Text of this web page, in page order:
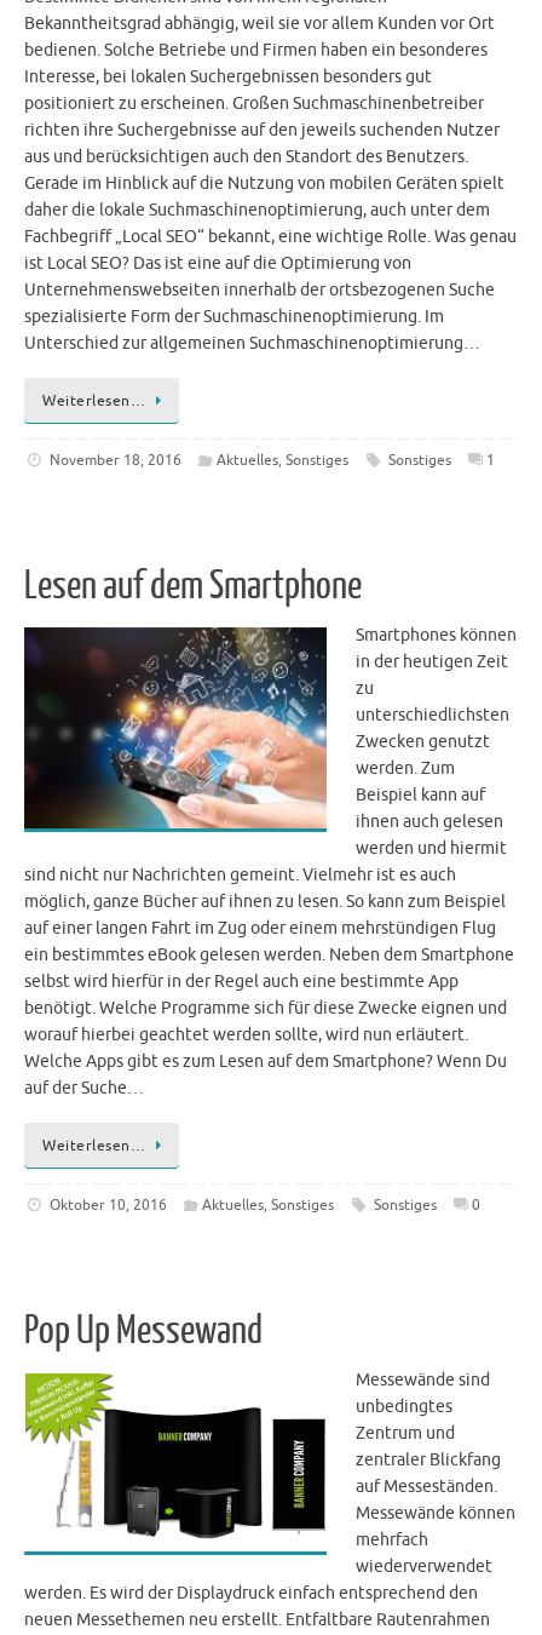
Bekanntheitsgrad abhängig, weil sie vor allem Kunden vor Ort
bedienen. Solche Betriebe und Firmen haben ein besonderes
Interesse, bei lokalen Suchergebnissen besonders gut
positioniert zu erscheinen. Großen Suchmaschinenbetreiber
richten ihre Suchergebnisse auf den jeweils suchenden Nutzer
aus und berücksichtigen auch den Standort des Benutzers.
Gerade im Hinblick auf die Nutzung von mobilen Geräten spielt
daher die lokale Suchmaschinenoptimierung, auch unter dem
Fachbegriff „Local SEO“ bekannt, eine wichtige Rolle. Was genau
ist Local SEO? Das ist eine auf die Optimierung von
Unternehmenswebseiten innerhalb der ortsbezogenen Suche
spezialisierte Form der Suchmaschinenoptimierung. Im
Unterschied zur allgemeinen Suchmaschinenoptimierung…
Weiterlesen…
November 18, 2016 Aktuelles,Sonstiges Sonstiges 1
Lesen auf dem Smartphone
Smartphones können
in der heutigen Zeit
zu
unterschiedlichsten
Zwecken genutzt
werden. Zum
Beispiel kann auf
ihnen auch gelesen
werden und hiermit
sind nicht nur Nachrichten gemeint. Vielmehr ist es auch
möglich, ganze Bücher auf ihnen zu lesen. So kann zum Beispiel
auf einer langen Fahrt im Zug oder einem mehrstündigen Flug
ein bestimmtes eBook gelesen werden. Neben dem Smartphone
selbst wird hierfür in der Regel auch eine bestimmte App
benötigt. Welche Programme sich für diese Zwecke eignen und
worauf hierbei geachtet werden sollte, wird nun erläutert.
Welche Apps gibt es zum Lesen auf dem Smartphone? Wenn Du
auf der Suche…
Weiterlesen…
Oktober 10, 2016 Aktuelles,Sonstiges Sonstiges 0
Pop Up Messewand
Messewände sind
unbedingtes
Zentrum und
zentraler Blickfang
auf Messeständen.
Messewände können
mehrfach
wiederverwendet
werden. Es wird der Displaydruck einfach entsprechend den
neuen Messethemen neu erstellt. Entfaltbare Rautenrahmen